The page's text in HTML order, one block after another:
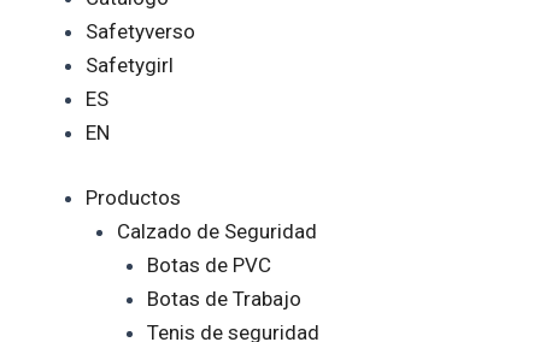
Safetyverso
Safetygirl
ES
EN
Productos
Calzado de Seguridad
Botas de PVC
Botas de Trabajo
Tenis de seguridad